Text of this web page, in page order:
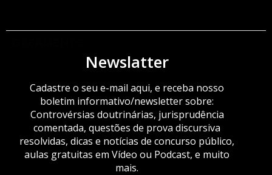
Newslatter
Cadastre o seu e-mail aqui, e receba nosso
boletim informativo/newsletter sobre:
Controvérsias doutrinárias, jurisprudência
comentada, questões de prova discursiva
resolvidas, dicas e notícias de concurso público,
aulas gratuitas em Vídeo ou Podcast, e muito
mais.